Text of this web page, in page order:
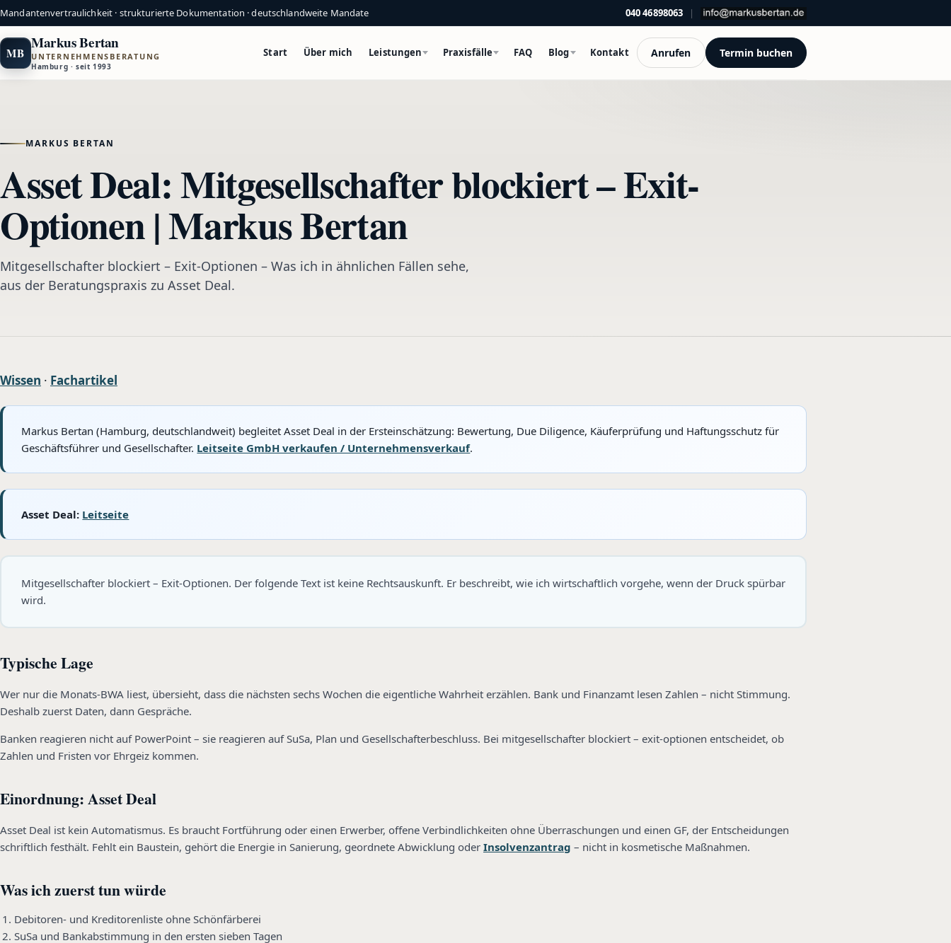
Mandantenvertraulichkeit · strukturierte Dokumentation · deutschlandweite Mandate 040 46898063 |
MB
Markus Bertan
UNTERNEHMENSBERATUNG
Hamburg · seit 1993
Start Über mich Leistungen Praxisfälle FAQ Blog Kontakt Anrufen Termin buchen
MARKUS BERTAN
Asset Deal: Mitgesellschafter blockiert – Exit-
Optionen | Markus Bertan
Mitgesellschafter blockiert – Exit-Optionen – Was ich in ähnlichen Fällen sehe,
aus der Beratungspraxis zu Asset Deal.
Wissen · Fachartikel
Markus Bertan (Hamburg, deutschlandweit) begleitet Asset Deal in der Ersteinschätzung: Bewertung, Due Diligence, Käuferprüfung und Haftungsschutz für
Geschäftsführer und Gesellschafter. Leitseite GmbH verkaufen / Unternehmensverkauf.
Asset Deal: Leitseite
Mitgesellschafter blockiert – Exit-Optionen. Der folgende Text ist keine Rechtsauskunft. Er beschreibt, wie ich wirtschaftlich vorgehe, wenn der Druck spürbar
wird.
Typische Lage
Wer nur die Monats-BWA liest, übersieht, dass die nächsten sechs Wochen die eigentliche Wahrheit erzählen. Bank und Finanzamt lesen Zahlen – nicht Stimmung.
Deshalb zuerst Daten, dann Gespräche.
Banken reagieren nicht auf PowerPoint – sie reagieren auf SuSa, Plan und Gesellschafterbeschluss. Bei mitgesellschafter blockiert – exit-optionen entscheidet, ob
Zahlen und Fristen vor Ehrgeiz kommen.
Einordnung: Asset Deal
Asset Deal ist kein Automatismus. Es braucht Fortführung oder einen Erwerber, offene Verbindlichkeiten ohne Überraschungen und einen GF, der Entscheidungen
schriftlich festhält. Fehlt ein Baustein, gehört die Energie in Sanierung, geordnete Abwicklung oder Insolvenzantrag – nicht in kosmetische Maßnahmen.
Was ich zuerst tun würde
Debitoren- und Kreditorenliste ohne Schönfärberei
SuSa und Bankabstimmung in den ersten sieben Tagen